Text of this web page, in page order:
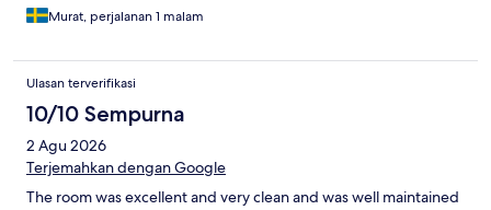
Murat, perjalanan 1 malam
Ulasan terverifikasi
10/10 Sempurna
2 Agu 2026
Terjemahkan dengan Google
The room was excellent and very clean and was well maintained